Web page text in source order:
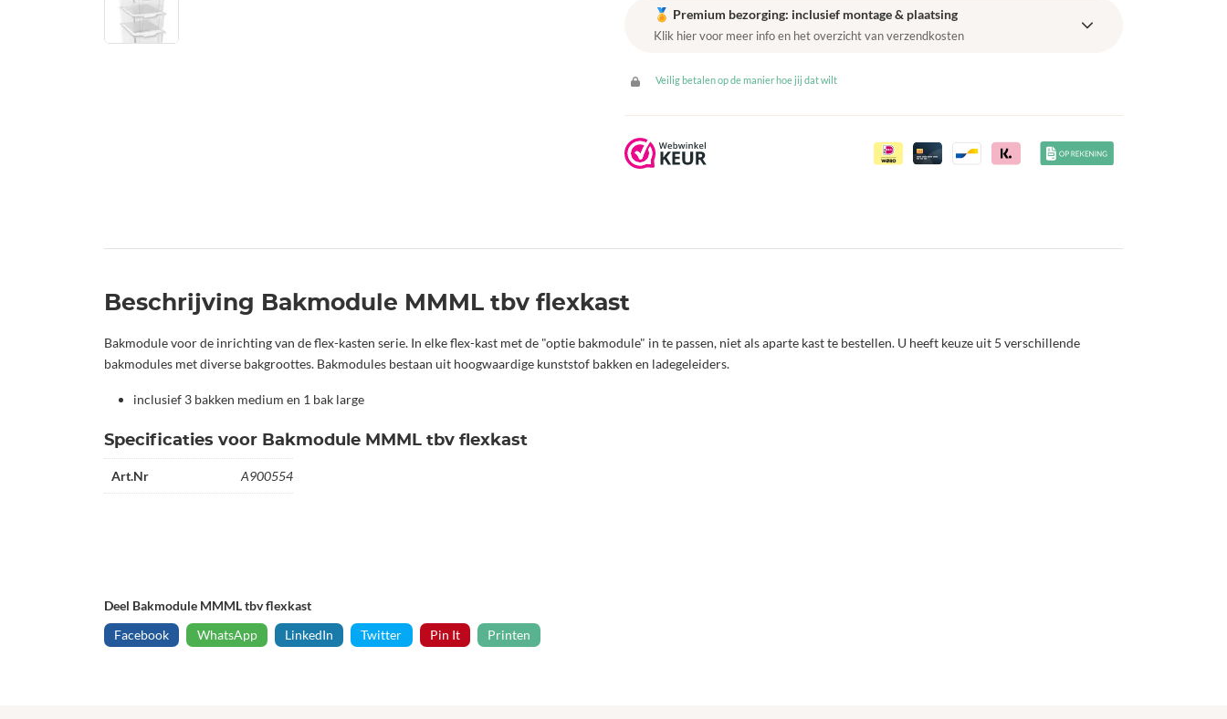
aantal
🏅 Premium bezorging: inclusief montage & plaatsing
Klik hier voor meer info en het overzicht van verzendkosten
Veilig betalen op de manier hoe jij dat wilt
Beschrijving Bakmodule MMML tbv flexkast
Bakmodule voor de inrichting van de flex-kasten serie. In elke flex-kast met de "optie bakmodule" in te passen, niet als aparte kast te bestellen. U heeft keuze uit 5 verschillende
bakmodules met diverse bakgroottes. Bakmodules bestaan uit hoogwaardige kunststof bakken en ladegeleiders.
inclusief 3 bakken medium en 1 bak large
Specificaties voor Bakmodule MMML tbv flexkast
Art.Nr A900554
Deel Bakmodule MMML tbv flexkast
Facebook
WhatsApp LinkedIn Twitter Pin It Printen